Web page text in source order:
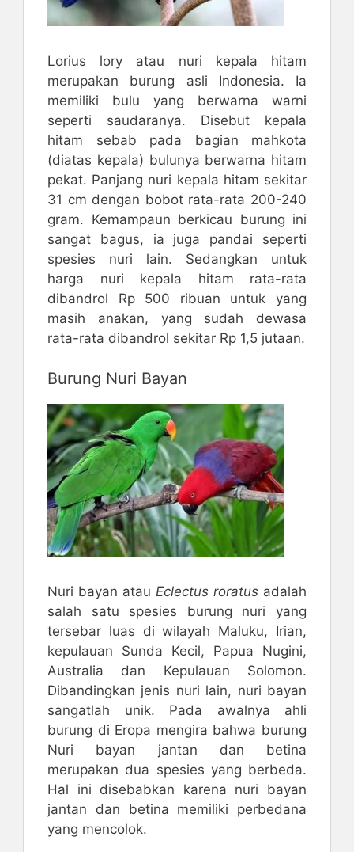
Lorius lory atau nuri kepala hitam
merupakan burung asli Indonesia. Ia
memiliki bulu yang berwarna warni
seperti saudaranya. Disebut kepala
hitam sebab pada bagian mahkota
(diatas kepala) bulunya berwarna hitam
pekat. Panjang nuri kepala hitam sekitar
31 cm dengan bobot rata-rata 200-240
gram. Kemampaun berkicau burung ini
sangat bagus, ia juga pandai seperti
spesies nuri lain. Sedangkan untuk
harga nuri kepala hitam rata-rata
dibandrol Rp 500 ribuan untuk yang
masih anakan, yang sudah dewasa
rata-rata dibandrol sekitar Rp 1,5 jutaan.
Burung Nuri Bayan
Nuri bayan atau Eclectus roratus adalah
salah satu spesies burung nuri yang
tersebar luas di wilayah Maluku, Irian,
kepulauan Sunda Kecil, Papua Nugini,
Australia dan Kepulauan Solomon.
Dibandingkan jenis nuri lain, nuri bayan
sangatlah unik. Pada awalnya ahli
burung di Eropa mengira bahwa burung
Nuri bayan jantan dan betina
merupakan dua spesies yang berbeda.
Hal ini disebabkan karena nuri bayan
jantan dan betina memiliki perbedana
yang mencolok.